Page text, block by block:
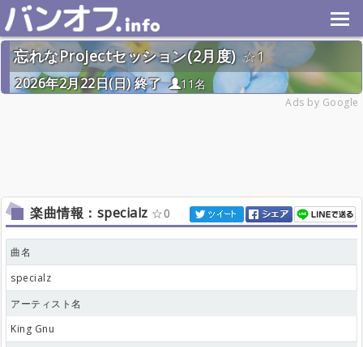
忘れなProjectセッション(2月度)
1
2026年2月22日(日) 終了
11名
Ads by Google
楽曲情報：specialz 0
曲名
specialz
アーティスト名
King Gnu